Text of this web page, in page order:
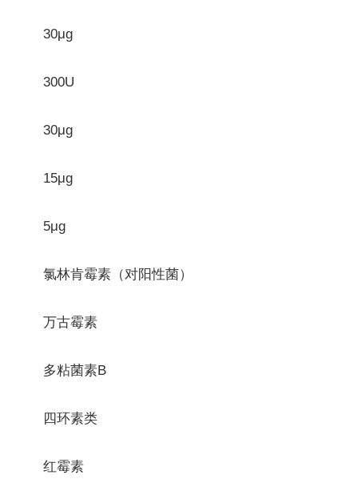
30μg
300U
30μg
15μg
5μg
氯林肯霉素（对阳性菌）
万古霉素
多粘菌素B
四环素类
红霉素